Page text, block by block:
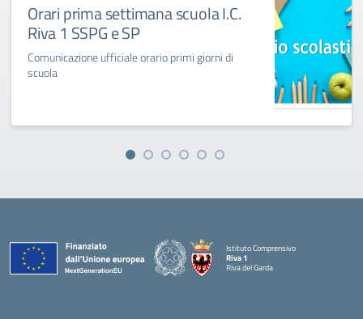
Orari prima settimana scuola I.C.
Riva 1 SSPG e SP
Comunicazione ufficiale orario primi giorni di
scuola
Istituto Comprensivo
Riva 1
Riva del Garda